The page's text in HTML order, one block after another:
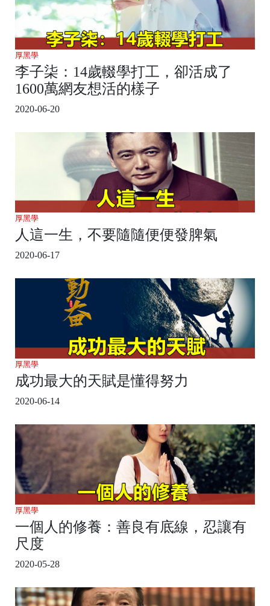
厚黑學
李子柒：14歲輟學打工，卻活成了
1600萬網友想活的樣子
2020-06-20
厚黑學
人這一生，不要隨隨便便發脾氣
2020-06-17
厚黑學
成功最大的天賦是懂得努力
2020-06-14
厚黑學
一個人的修養：善良有底線，忍讓有
尺度
2020-05-28